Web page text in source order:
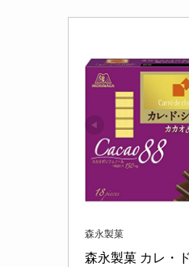
森永製菓
森永製菓 カレ・